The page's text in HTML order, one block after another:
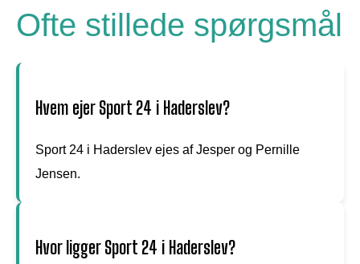
Ofte stillede spørgsmål
Hvem ejer Sport 24 i Haderslev?
Sport 24 i Haderslev ejes af Jesper og Pernille
Jensen.
Hvor ligger Sport 24 i Haderslev?